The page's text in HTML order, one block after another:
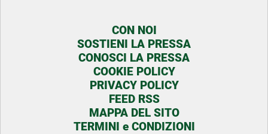
CON NOI
SOSTIENI LA PRESSA
CONOSCI LA PRESSA
COOKIE POLICY
PRIVACY POLICY
FEED RSS
MAPPA DEL SITO
TERMINI e CONDIZIONI